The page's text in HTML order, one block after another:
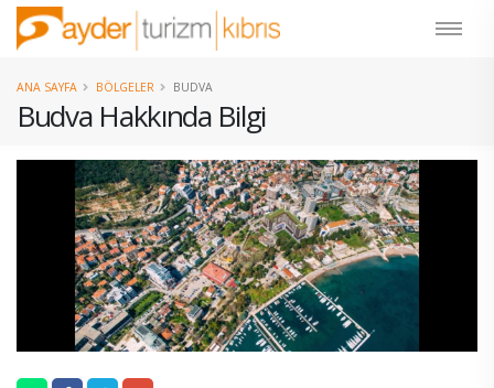
Budva Hakkında Bilgi
ANA SAYFA BÖLGELER BUDVA